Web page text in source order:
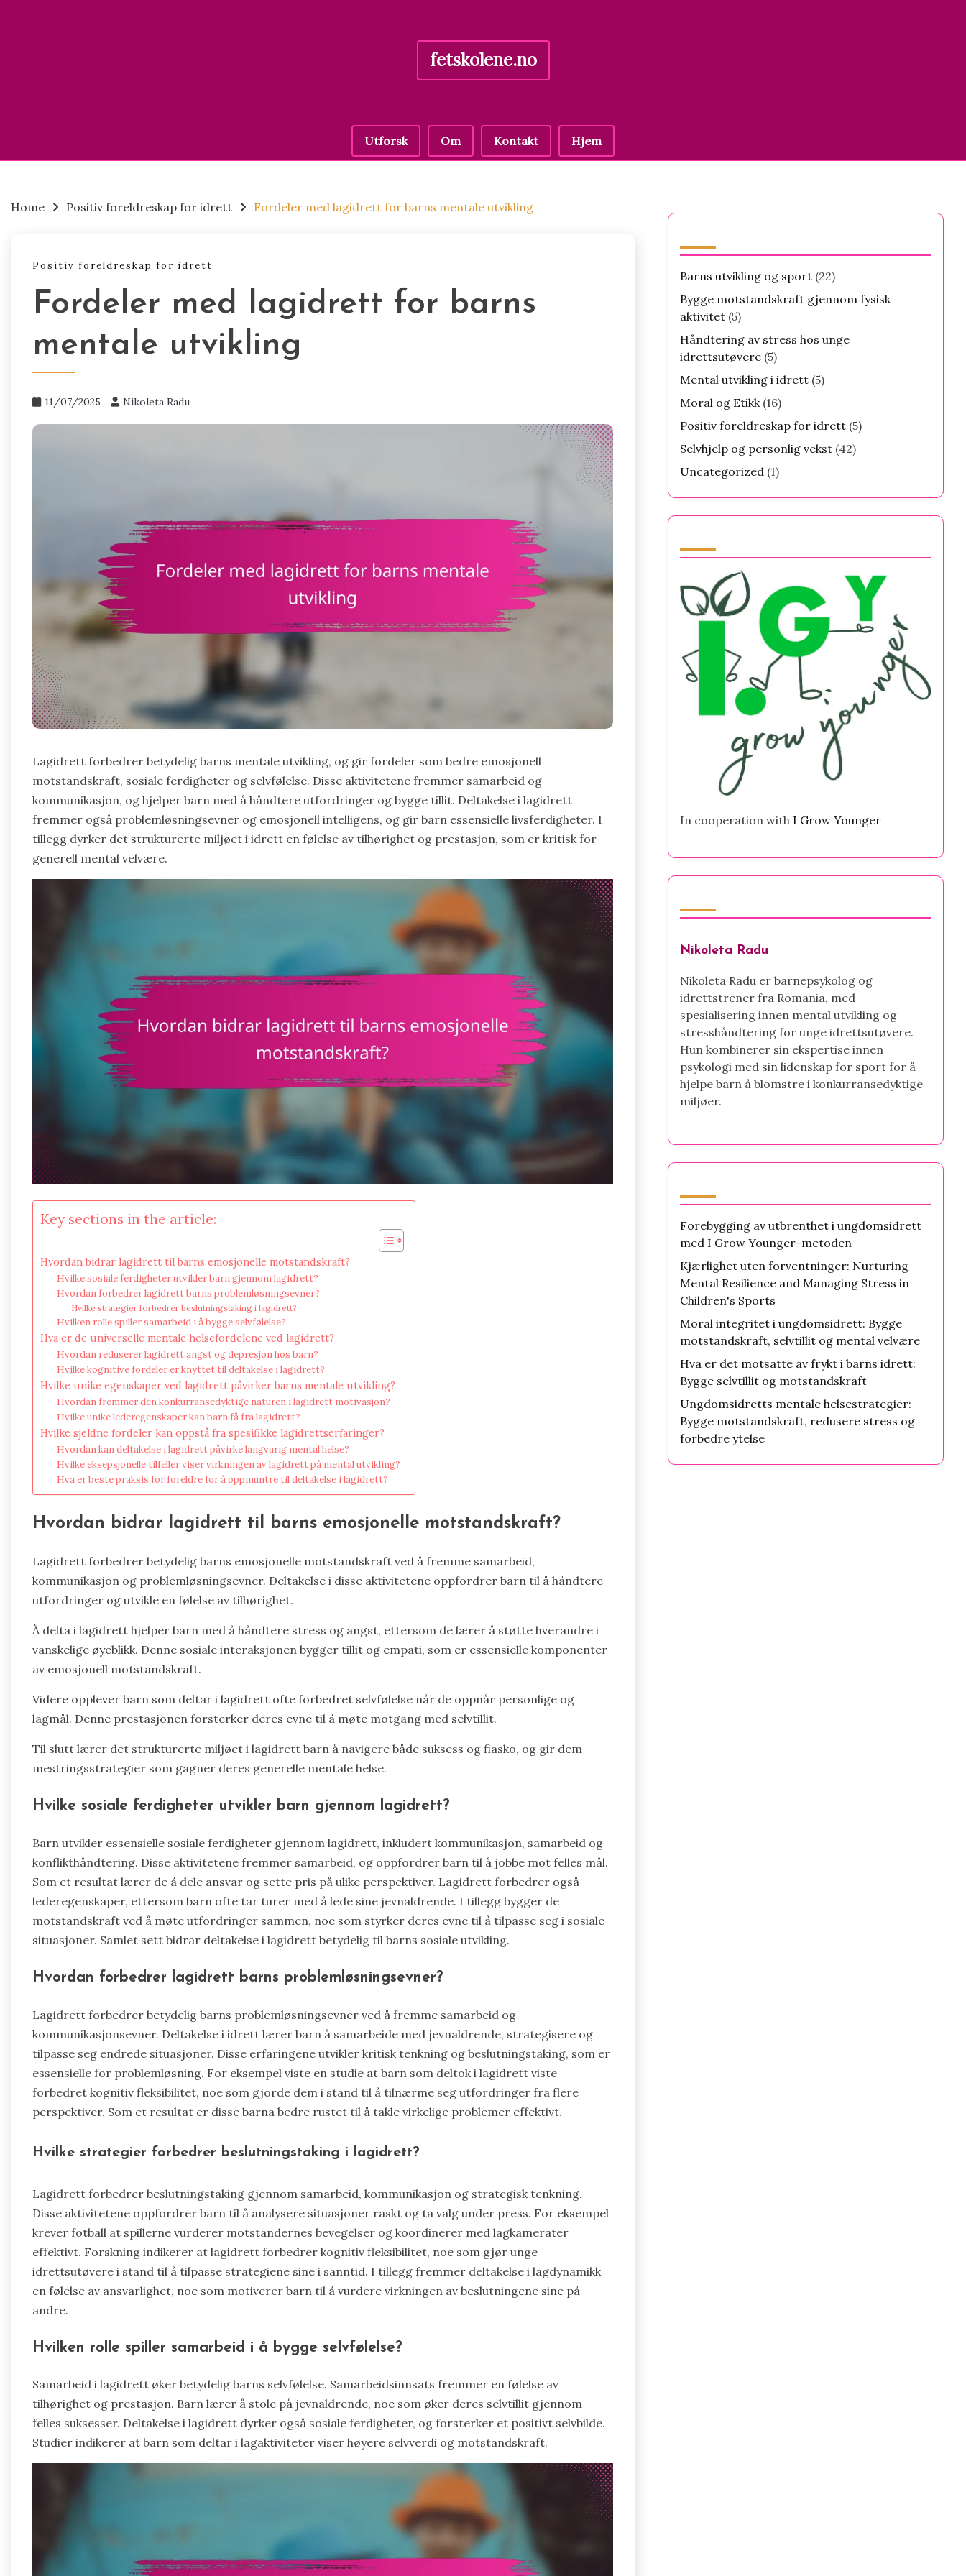
fetskolene.no
Utforsk Om Kontakt
Hjem
content
Home Positiv foreldreskap for idrett Fordeler med lagidrett for barns mentale utvikling
Positiv foreldreskap for idrett
Fordeler med lagidrett for barns
mentale utvikling
11/07/2025 Nikoleta Radu
Lagidrett forbedrer betydelig barns mentale utvikling, og gir fordeler som bedre emosjonell
motstandskraft, sosiale ferdigheter og selvfølelse. Disse aktivitetene fremmer samarbeid og
kommunikasjon, og hjelper barn med å håndtere utfordringer og bygge tillit. Deltakelse i lagidrett
fremmer også problemløsningsevner og emosjonell intelligens, og gir barn essensielle livsferdigheter. I
tillegg dyrker det strukturerte miljøet i idrett en følelse av tilhørighet og prestasjon, som er kritisk for
generell mental velvære.
Key sections in the article:
Hvordan bidrar lagidrett til barns emosjonelle motstandskraft?
Hvilke sosiale ferdigheter utvikler barn gjennom lagidrett?
Hvordan forbedrer lagidrett barns problemløsningsevner?
Hvilke strategier forbedrer beslutningstaking i lagidrett?
Hvilken rolle spiller samarbeid i å bygge selvfølelse?
Hva er de universelle mentale helsefordelene ved lagidrett?
Hvordan reduserer lagidrett angst og depresjon hos barn?
Hvilke kognitive fordeler er knyttet til deltakelse i lagidrett?
Hvilke unike egenskaper ved lagidrett påvirker barns mentale utvikling?
Hvordan fremmer den konkurransedyktige naturen i lagidrett motivasjon?
Hvilke unike lederegenskaper kan barn få fra lagidrett?
Hvilke sjeldne fordeler kan oppstå fra spesifikke lagidrettserfaringer?
Hvordan kan deltakelse i lagidrett påvirke langvarig mental helse?
Hvilke eksepsjonelle tilfeller viser virkningen av lagidrett på mental utvikling?
Hva er beste praksis for foreldre for å oppmuntre til deltakelse i lagidrett?
Hvordan bidrar lagidrett til barns emosjonelle motstandskraft?
Lagidrett forbedrer betydelig barns emosjonelle motstandskraft ved å fremme samarbeid,
kommunikasjon og problemløsningsevner. Deltakelse i disse aktivitetene oppfordrer barn til å håndtere
utfordringer og utvikle en følelse av tilhørighet.
Å delta i lagidrett hjelper barn med å håndtere stress og angst, ettersom de lærer å støtte hverandre i
vanskelige øyeblikk. Denne sosiale interaksjonen bygger tillit og empati, som er essensielle komponenter
av emosjonell motstandskraft.
Videre opplever barn som deltar i lagidrett ofte forbedret selvfølelse når de oppnår personlige og
lagmål. Denne prestasjonen forsterker deres evne til å møte motgang med selvtillit.
Til slutt lærer det strukturerte miljøet i lagidrett barn å navigere både suksess og fiasko, og gir dem
mestringsstrategier som gagner deres generelle mentale helse.
Hvilke sosiale ferdigheter utvikler barn gjennom lagidrett?
Barn utvikler essensielle sosiale ferdigheter gjennom lagidrett, inkludert kommunikasjon, samarbeid og
konflikthåndtering. Disse aktivitetene fremmer samarbeid, og oppfordrer barn til å jobbe mot felles mål.
Som et resultat lærer de å dele ansvar og sette pris på ulike perspektiver. Lagidrett forbedrer også
lederegenskaper, ettersom barn ofte tar turer med å lede sine jevnaldrende. I tillegg bygger de
motstandskraft ved å møte utfordringer sammen, noe som styrker deres evne til å tilpasse seg i sosiale
situasjoner. Samlet sett bidrar deltakelse i lagidrett betydelig til barns sosiale utvikling.
Hvordan forbedrer lagidrett barns problemløsningsevner?
Lagidrett forbedrer betydelig barns problemløsningsevner ved å fremme samarbeid og
kommunikasjonsevner. Deltakelse i idrett lærer barn å samarbeide med jevnaldrende, strategisere og
tilpasse seg endrede situasjoner. Disse erfaringene utvikler kritisk tenkning og beslutningstaking, som er
essensielle for problemløsning. For eksempel viste en studie at barn som deltok i lagidrett viste
forbedret kognitiv fleksibilitet, noe som gjorde dem i stand til å tilnærme seg utfordringer fra flere
perspektiver. Som et resultat er disse barna bedre rustet til å takle virkelige problemer effektivt.
Hvilke strategier forbedrer beslutningstaking i lagidrett?
Lagidrett forbedrer beslutningstaking gjennom samarbeid, kommunikasjon og strategisk tenkning.
Disse aktivitetene oppfordrer barn til å analysere situasjoner raskt og ta valg under press. For eksempel
krever fotball at spillerne vurderer motstandernes bevegelser og koordinerer med lagkamerater
effektivt. Forskning indikerer at lagidrett forbedrer kognitiv fleksibilitet, noe som gjør unge
idrettsutøvere i stand til å tilpasse strategiene sine i sanntid. I tillegg fremmer deltakelse i lagdynamikk
en følelse av ansvarlighet, noe som motiverer barn til å vurdere virkningen av beslutningene sine på
andre.
Hvilken rolle spiller samarbeid i å bygge selvfølelse?
Samarbeid i lagidrett øker betydelig barns selvfølelse. Samarbeidsinnsats fremmer en følelse av
tilhørighet og prestasjon. Barn lærer å stole på jevnaldrende, noe som øker deres selvtillit gjennom
felles suksesser. Deltakelse i lagidrett dyrker også sosiale ferdigheter, og forsterker et positivt selvbilde.
Studier indikerer at barn som deltar i lagaktiviteter viser høyere selvverdi og motstandskraft.
Barns utvikling og sport(22)
Bygge motstandskraft gjennom fysisk
aktivitet(5)
Håndtering av stress hos unge
idrettsutøvere(5)
Mental utvikling i idrett(5)
Moral og Etikk(16)
Positiv foreldreskap for idrett(5)
Selvhjelp og personlig vekst(42)
Uncategorized(1)
In cooperation with I Grow Younger
Nikoleta Radu
Nikoleta Radu er barnepsykolog og
idrettstrener fra Romania, med
spesialisering innen mental utvikling og
stresshåndtering for unge idrettsutøvere.
Hun kombinerer sin ekspertise innen
psykologi med sin lidenskap for sport for å
hjelpe barn å blomstre i konkurransedyktige
miljøer.
Forebygging av utbrenthet i ungdomsidrett
med I Grow Younger-metoden
Kjærlighet uten forventninger: Nurturing
Mental Resilience and Managing Stress in
Children's Sports
Moral integritet i ungdomsidrett: Bygge
motstandskraft, selvtillit og mental velvære
Hva er det motsatte av frykt i barns idrett:
Bygge selvtillit og motstandskraft
Ungdomsidretts mentale helsestrategier:
Bygge motstandskraft, redusere stress og
forbedre ytelse